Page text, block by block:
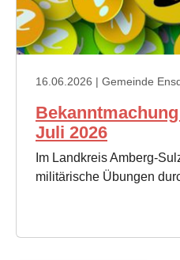
16.06.2026 | Gemeinde
Juli 2026
Im Landkreis Amberg-
militärische Übungen